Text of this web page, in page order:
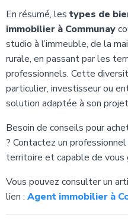
En résumé, les types de
immobilier à Communay
studio à l’immeuble, de la
rurale, en passant par les
professionnels. Cette
particulier, investisseur ou
solution adaptée à son
Besoin de conseils pour
? Contactez un
territoire et capable de vous
Vous pouvez consulter un
lien : Agent immobilier à